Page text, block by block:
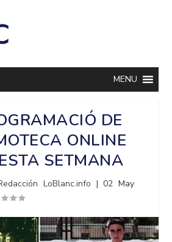
MENU
DE
ONLINE
SETMANA
LoBlanc.info |02 May